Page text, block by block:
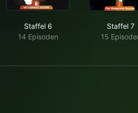
Staffel 6
14 Episoden
Staffel 7
15